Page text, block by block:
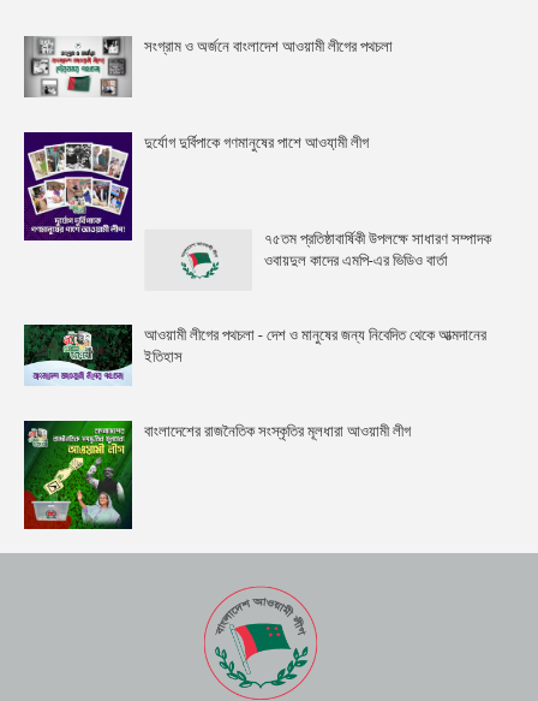
সংগ্রাম ও অর্জনে বাংলাদেশ আওয়ামী লীগের পথচলা
দুর্যোগ দুর্বিপাকে গণমানুষের পাশে আওযা়মী লীগ
৭৫তম প্রতিষ্ঠাবার্ষিকী উপলক্ষে সাধারণ সম্পাদক
ওবায়দুল কাদের এমপি-এর ভিডিও বার্তা
আওয়ামী লীগের পথচলা - দেশ ও মানুষের জন্য নিবেদিত থেকে আত্মদানের
ইতিহাস
বাংলাদেশের রাজনৈতিক সংস্কৃতির মূলধারা আওয়ামী লীগ